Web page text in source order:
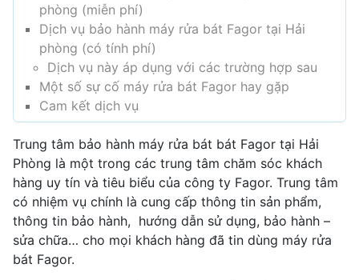
phòng (miễn phí)
Dịch vụ bảo hành máy rửa bát Fagor tại Hải
phòng (có tính phí)
Dịch vụ này áp dụng với các trường hợp sau
Một số sự cố máy rửa bát Fagor hay gặp
Cam kết dịch vụ
Trung tâm bảo hành máy rửa bát bát Fagor tại Hải
Phòng là một trong các trung tâm chăm sóc khách
hàng uy tín và tiêu biểu của công ty Fagor. Trung tâm
có nhiệm vụ chính là cung cấp thông tin sản phẩm,
thông tin bảo hành, hướng dẫn sử dụng, bảo hành –
sửa chữa… cho mọi khách hàng đã tin dùng máy rửa
bát Fagor.